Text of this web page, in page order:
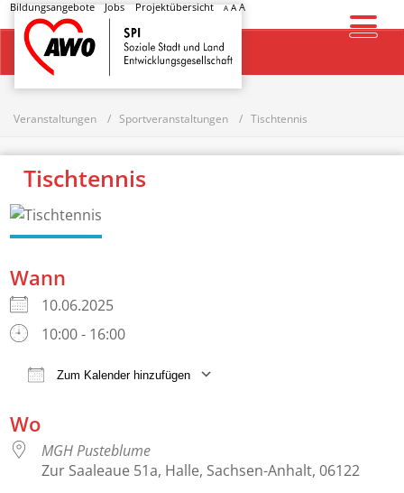
Bildungsangebote Jobs Projektübersicht A AA
Startseite
Veranstaltungen Sportveranstaltungen Tischtennis
Tischtennis
Wann
10.06.2025
10:00 - 16:00
Zum Kalender hinzufügen
Wo
MGH Pusteblume
Zur Saaleaue 51a, Halle, Sachsen-Anhalt, 06122